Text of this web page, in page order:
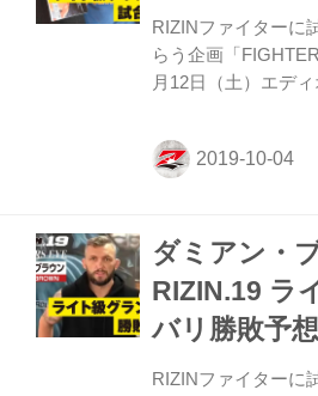
ュー ≫ ライト級
スト動画 ≫ ライト
スター ...
RIZINファイターに
らう企画「
月12日（土）エデ
北岡悟が試合展開
回出場する選手と対
≫ 大会情報・チケ
所解説 ≫ 関連動画
FIGHTERS EYE／
想 ≫ 出場選手イン
ト級GP2019オリジ
ダミアン・
RIZIN.19 ラ
バリ勝敗予想
RIZINファイターに